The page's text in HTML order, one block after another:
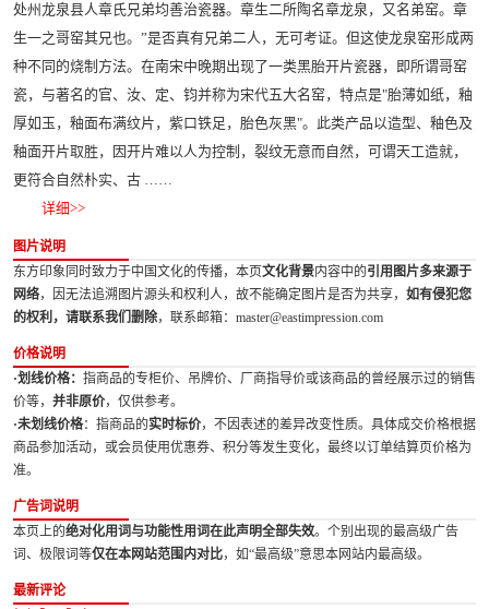
处州龙泉县人章氏兄弟均善治瓷器。章生二所陶名章龙泉，又名弟窑。章
生一之哥窑其兄也。”是否真有兄弟二人，无可考证。但这使龙泉窑形成两
种不同的烧制方法。在南宋中晚期出现了一类黑胎开片瓷器，即所谓哥窑
瓷，与著名的官、汝、定、钧并称为宋代五大名窑，特点是"胎薄如纸，釉
厚如玉，釉面布满纹片，紫口铁足，胎色灰黑"。此类产品以造型、釉色及
釉面开片取胜，因开片难以人为控制，裂纹无意而自然，可谓天工造就，
更符合自然朴实、古 ……
详细>>
图片说明
东方印象同时致力于中国文化的传播，本页文化背景内容中的引用图片多来源于
网络，因无法追溯图片源头和权利人，故不能确定图片是否为共享， 如有侵犯您
的权利，请联系我们删除，联系邮箱：master@eastimpression.com
价格说明
·划线价格： 指商品的专柜价、吊牌价、厂商指导价或该商品的曾经展示过的销售
价等， 并非原价，仅供参考。
·未划线价格：指商品的实时标价，不因表述的差异改变性质。具体成交价格根据
商品参加活动，或会员使用优惠券、积分等发生变化，最终以订单结算页价格为
准。
广告词说明
本页上的绝对化用词与功能性用词在此声明全部失效。个别出现的最高级广告
词、极限词等仅在本网站范围内对比，如“最高级”意思本网站内最高级。
最新评论